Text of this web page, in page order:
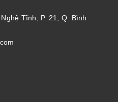
Tĩnh, P. 21, Q. Bình